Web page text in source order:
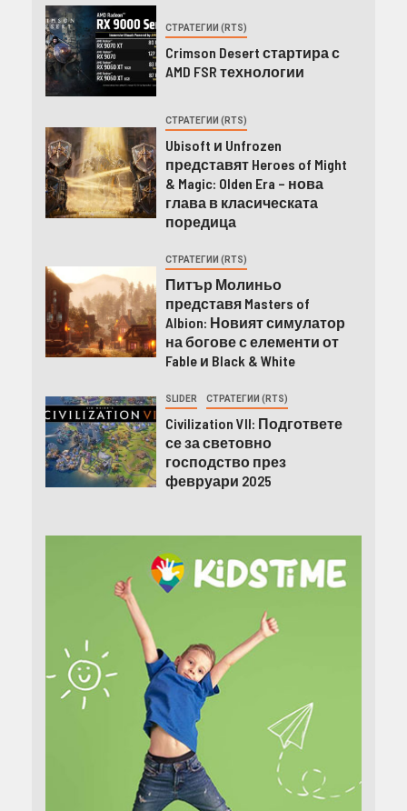
СТРАТЕГИИ (RTS)
Crimson Desert стартира с
AMD FSR технологии
СТРАТЕГИИ (RTS)
Ubisoft и Unfrozen
представят Heroes of Might
& Magic: Olden Era – нова
глава в класическата
поредица
СТРАТЕГИИ (RTS)
Питър Молиньо
представя Masters of
Albion: Новият симулатор
на богове с елементи от
Fable и Black & White
SLIDER СТРАТЕГИИ (RTS)
Civilization VII: Подгответе
се за световно
господство през
февруари 2025